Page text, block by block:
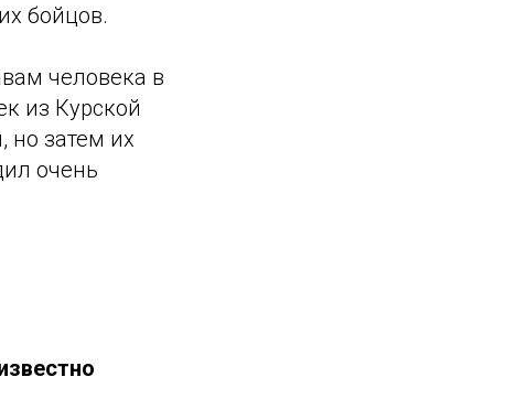
бойцов.
человека в
из Курской
но затем их
очень